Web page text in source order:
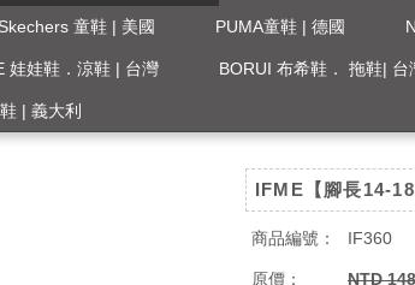
童鞋 | 美國 PUMA童鞋 | 德國
娃娃鞋．涼鞋 | 台灣 BORUI 布希鞋． 拖鞋| 台
| 義大利
IFME【腳長14-
商品編號： IF360
原價： NTD